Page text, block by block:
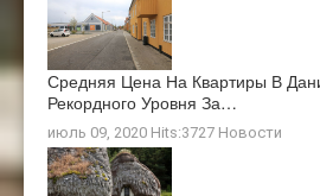
Средняя Цена На Квартиры В
Рекордного Уровня За…
июль 09, 2020 Hits:3727 Новости